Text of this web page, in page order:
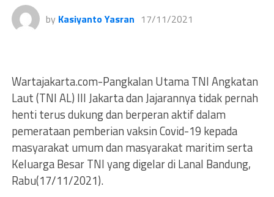
by Kasiyanto Yasran 17/11/2021
Wartajakarta.com-Pangkalan Utama TNI Angkatan
Laut (TNI AL) III Jakarta dan Jajarannya tidak pernah
henti terus dukung dan berperan aktif dalam
pemerataan pemberian vaksin Covid-19 kepada
masyarakat umum dan masyarakat maritim serta
Keluarga Besar TNI yang digelar di Lanal Bandung,
Rabu(17/11/2021).